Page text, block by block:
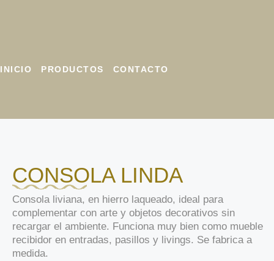
INICIO PRODUCTOS CONTACTO
CONSOLA LINDA
Consola liviana, en hierro laqueado, ideal para
complementar con arte y objetos decorativos sin
recargar el ambiente. Funciona muy bien como mueble
recibidor en entradas, pasillos y livings. Se fabrica a
medida.